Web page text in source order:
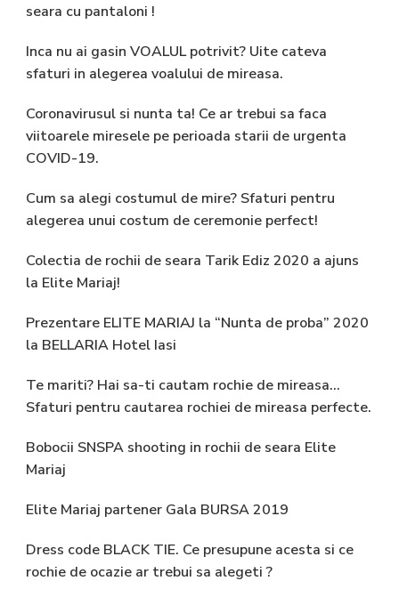
seara cu pantaloni !
Inca nu ai gasin VOALUL potrivit? Uite cateva
sfaturi in alegerea voalului de mireasa.
Coronavirusul si nunta ta! Ce ar trebui sa faca
viitoarele miresele pe perioada starii de urgenta
COVID-19.
Cum sa alegi costumul de mire? Sfaturi pentru
alegerea unui costum de ceremonie perfect!
Colectia de rochii de seara Tarik Ediz 2020 a ajuns
la Elite Mariaj!
Prezentare ELITE MARIAJ la “Nunta de proba” 2020
la BELLARIA Hotel Iasi
Te mariti? Hai sa-ti cautam rochie de mireasa…
Sfaturi pentru cautarea rochiei de mireasa perfecte.
Bobocii SNSPA shooting in rochii de seara Elite
Mariaj
Elite Mariaj partener Gala BURSA 2019
Dress code BLACK TIE. Ce presupune acesta si ce
rochie de ocazie ar trebui sa alegeti ?